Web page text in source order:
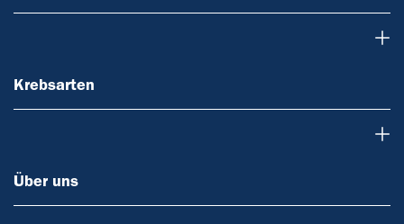
Krebsarten
Über uns